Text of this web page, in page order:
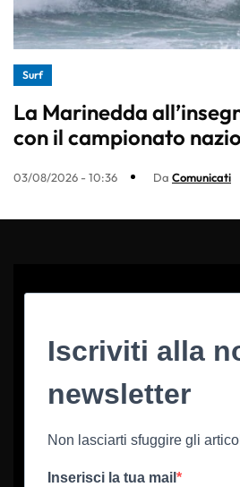
Surf
La Marinedda
con il campionato
03/08/2026 - 10:36 Da Comunicati
Iscriviti alla
newsletter
Non lasciarti sfuggire gli
Inserisci la tua mail